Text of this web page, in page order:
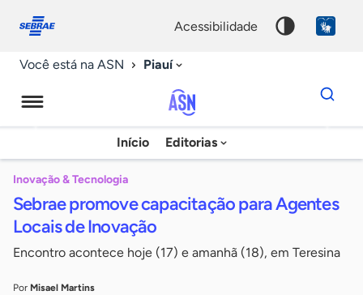
conosco
acessibilidade
Você está na ASN Piauí
Agência
Sebrae
Notícias
Início Editorias
Dados
para
chave
Inovação & Tecnologia
Sebrae promove capacitação para Agentes
Locais de Inovação
Encontro acontece hoje (17) e amanhã (18), em Teresina
Por Misael Martins